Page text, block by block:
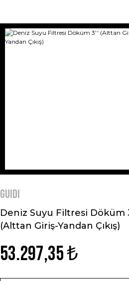
GUIDI
Deniz Suyu Filtresi Döküm
(Alttan Giriş-Yandan Çıkış)
53.297,35 ₺